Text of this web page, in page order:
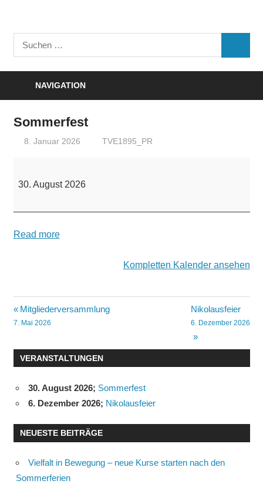
Turnverein
"Frisch
Suchen
nach:
NAVIGATION
Sommerfest
8. Januar 2026 TVE1895_PR
30. August 2026
Read more
Kompletten Kalender ansehen
Beitragsnavigation
Mitgliederversammlung
7. Mai 2026
Nikolausfeier
6. Dezember 2026
VERANSTALTUNGEN
30. August 2026; Sommerfest
6. Dezember 2026; Nikolausfeier
NEUESTE BEITRÄGE
Vielfalt in Bewegung – neue Kurse starten nach den
Sommerferien